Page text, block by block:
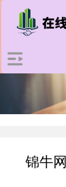
锦牛